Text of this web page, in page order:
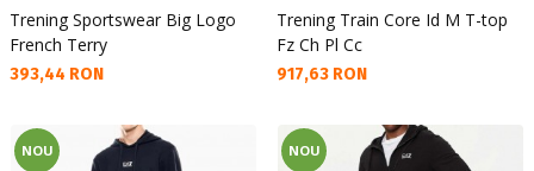
Trening Sportswear Big Logo
French Terry
Текуща цена:
393,44 RON
Trening Train Core Id M T-top
Fz Ch Pl Cc
Текуща цена:
917,63 RON
NOU NOU